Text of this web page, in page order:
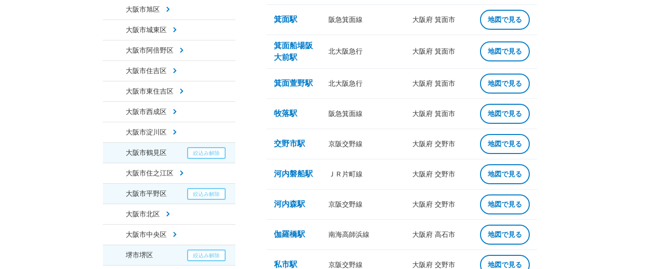
大阪市旭区
大阪市城東区
大阪市阿倍野区
大阪市住吉区
大阪市東住吉区
大阪市西成区
大阪市淀川区
大阪市鶴見区
大阪市住之江区
大阪市平野区
大阪市北区
大阪市中央区
堺市堺区
箕面駅 阪急箕面線 大阪府 箕面市 地図で見る
箕面船場阪
大前駅
北大阪急行 大阪府 箕面市 地図で見る
箕面萱野駅 北大阪急行 大阪府 箕面市 地図で見る
牧落駅 阪急箕面線 大阪府 箕面市 地図で見る
交野市駅 京阪交野線 大阪府 交野市 地図で見る
河内磐船駅 ＪＲ片町線 大阪府 交野市 地図で見る
河内森駅 京阪交野線 大阪府 交野市 地図で見る
伽羅橋駅 南海高師浜線 大阪府 高石市 地図で見る
私市駅 京阪交野線 大阪府 交野市 地図で見る